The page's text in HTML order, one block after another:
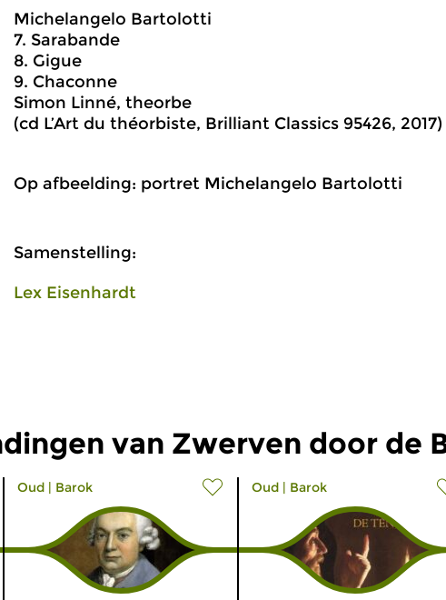
Michelangelo Bartolotti
7. Sarabande
8. Gigue
9. Chaconne
Simon Linné, theorbe
(cd L’Art du théorbiste, Brilliant Classics 95426, 2017)
Op afbeelding: portret Michelangelo Bartolotti
Samenstelling:
Lex Eisenhardt
van Zwerven door de
Oud | Barok Oud | Barok